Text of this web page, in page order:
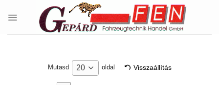
Mutasd 20 oldal Visszaállítás